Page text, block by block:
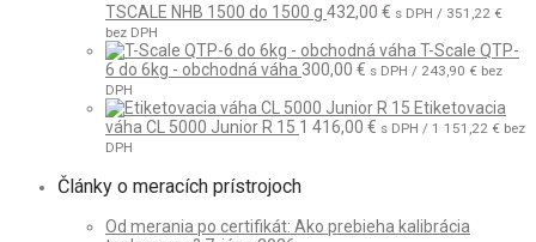
TSCALE NHB 1500 do 1500 g 432,00 € s DPH / 351,22 €
bez DPH
T-Scale QTP-
6 do 6kg - obchodná váha 300,00 € s DPH / 243,90 € bez
DPH
Etiketovacia
váha CL 5000 Junior R 15 1 416,00 € s DPH / 1 151,22 € bez
DPH
Články o meracích prístrojoch
Od merania po certifikát: Ako prebieha kalibrácia